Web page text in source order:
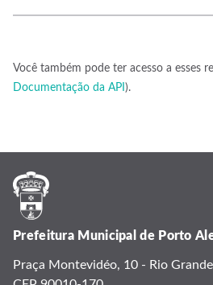
Você também pode ter acesso a esses
Documentação da API ).
Prefeitura Municipal de Porto
Praça Montevidéo, 10 - Rio